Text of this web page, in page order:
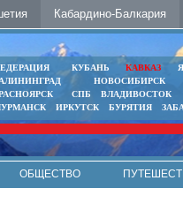
Кабардино-Балкария
КУБАНЬ КАВКАЗ
НОВОСИБИРСК
СПБ
ВЛАДИВОСТОК
ИРКУТСК БУРЯТИЯ
ОБЩЕСТВО